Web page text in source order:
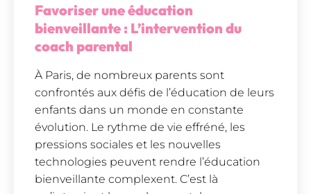
Favoriser une éducation
bienveillante : L’intervention du
coach parental
À Paris, de nombreux parents sont
confrontés aux défis de l’éducation de leurs
enfants dans un monde en constante
évolution. Le rythme de vie effréné, les
pressions sociales et les nouvelles
technologies peuvent rendre l’éducation
bienveillante complexent. C’est là